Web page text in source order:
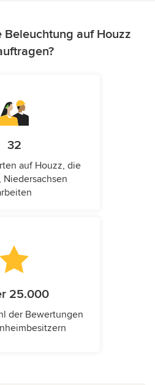
Beleuchtung auf Houzz
32
auf Houzz, die
Niedersachsen
25.000
der Bewertungen